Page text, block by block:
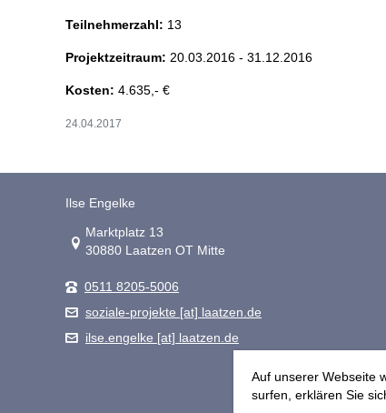
Auf unserer Webseite
surfen, erklären Sie
Teilnehmerzahl: 13
Projektzeitraum: 20.03.2016 - 31.12.2016
Kosten: 4.635,- €
24.04.2017
Ilse Engelke
Link zur Google-Maps Navigation
Marktplatz 13
30880 Laatzen OT Mitte
0511 8205-5006
soziale-projekte [at] laatzen.de
ilse.engelke [at] laatzen.de